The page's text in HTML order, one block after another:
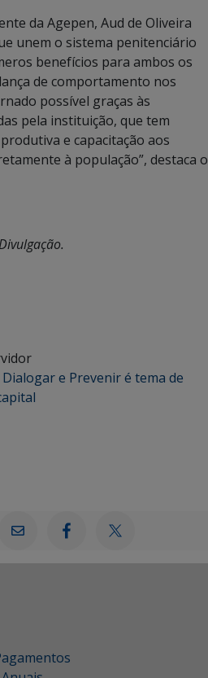
da Agepen, Aud de Oliveira
unem o sistema penitenciário
benefícios para ambos os
de comportamento nos
possível graças às
pela instituição, que tem
e capacitação aos
à população”, destaca o
e Prevenir é tema de